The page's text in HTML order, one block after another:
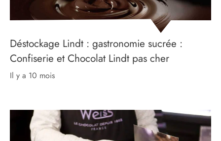
Déstockage Lindt : gastronomie sucrée :
Confiserie et Chocolat Lindt pas cher
il y a 10 mois